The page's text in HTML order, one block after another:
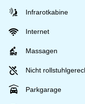
Infrarotkabine
Internet
Massagen
Nicht
Parkgarage